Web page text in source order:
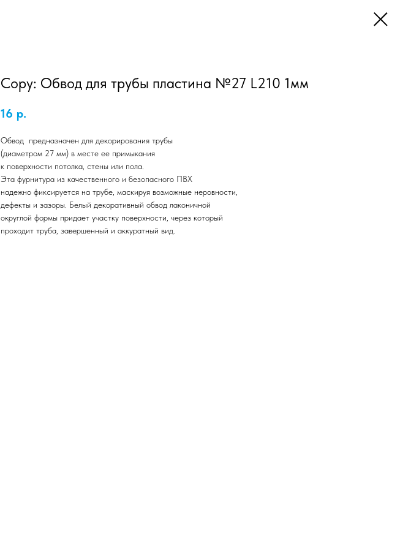
Copy: Обвод для трубы пластина №27 L210 1мм
16 р.
Обвод предназначен для декорирования трубы
(диаметром 27 мм) в месте ее примыкания
к поверхности потолка, стены или пола.
Эта фурнитура из качественного и безопасного ПВХ
надежно фиксируется на трубе, маскируя возможные неровности,
дефекты и зазоры. Белый декоративный обвод лаконичной
округлой формы придает участку поверхности, через который
проходит труба, завершенный и аккуратный вид.